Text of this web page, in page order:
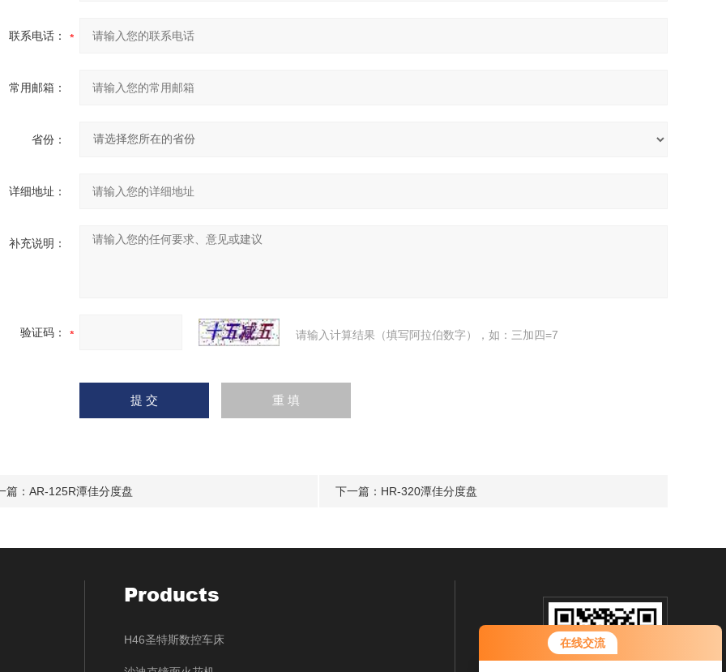
在线交流
您好！欢迎前来咨询，很高兴为您
服务，请问您要咨询什么问题呢？
联系电话：
常用邮箱：
省份：
详细地址：
补充说明：
验证码： 请输入计算结果（填写阿拉伯数字），如：三加四=7
篇： AR-125R潭佳分度盘 下一篇： HR-320潭佳分度盘
Products
H46圣特斯数控车床